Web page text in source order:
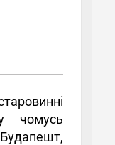
чомусь